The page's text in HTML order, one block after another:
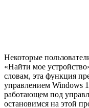
Некоторые
«Найти мое
словам, эта функция
управлением Windows
работающем под
остановимся на этой